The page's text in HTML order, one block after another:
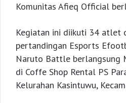
Komunitas Afieq Official
Kegiatan ini diikuti 34 atlet
pertandingan Esports
Naruto Battle berlangsung
di Coffe Shop Rental PS
Kelurahan Kasintuwu,